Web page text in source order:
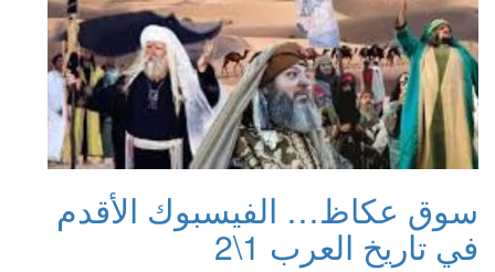
سوق عكاظ… الفيسبوك الأقدم
في تاريخ العرب 1\2